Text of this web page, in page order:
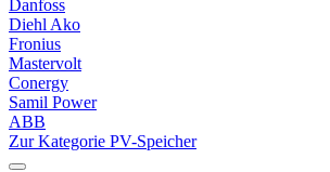
Danfoss
Diehl Ako
Fronius
Mastervolt
Conergy
Samil Power
ABB
Zur Kategorie PV-Speicher